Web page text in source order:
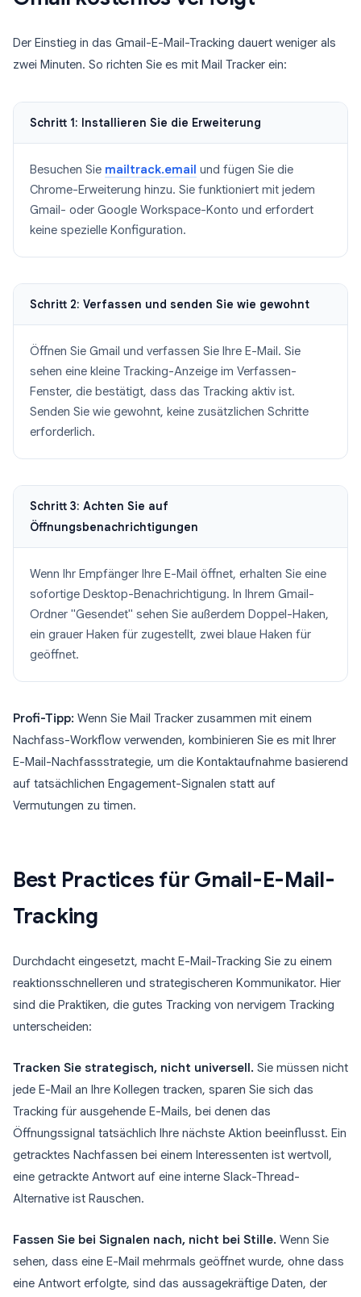
Der Einstieg in das Gmail-E-Mail-Tracking dauert weniger als
zwei Minuten. So richten Sie es mit Mail Tracker ein:
Schritt 1: Installieren Sie die Erweiterung
Besuchen Sie mailtrack.email und fügen Sie die
Chrome-Erweiterung hinzu. Sie funktioniert mit jedem
Gmail- oder Google Workspace-Konto und erfordert
keine spezielle Konfiguration.
Schritt 2: Verfassen und senden Sie wie gewohnt
Öffnen Sie Gmail und verfassen Sie Ihre E-Mail. Sie
sehen eine kleine Tracking-Anzeige im Verfassen-
Fenster, die bestätigt, dass das Tracking aktiv ist.
Senden Sie wie gewohnt, keine zusätzlichen Schritte
erforderlich.
Schritt 3: Achten Sie auf
Öffnungsbenachrichtigungen
Wenn Ihr Empfänger Ihre E-Mail öffnet, erhalten Sie eine
sofortige Desktop-Benachrichtigung. In Ihrem Gmail-
Ordner "Gesendet" sehen Sie außerdem Doppel-Haken,
ein grauer Haken für zugestellt, zwei blaue Haken für
geöffnet.
Profi-Tipp: Wenn Sie Mail Tracker zusammen mit einem
Nachfass-Workflow verwenden, kombinieren Sie es mit Ihrer
E-Mail-Nachfassstrategie, um die Kontaktaufnahme basierend
auf tatsächlichen Engagement-Signalen statt auf
Vermutungen zu timen.
Best Practices für Gmail-E-Mail-
Tracking
Durchdacht eingesetzt, macht E-Mail-Tracking Sie zu einem
reaktionsschnelleren und strategischeren Kommunikator. Hier
sind die Praktiken, die gutes Tracking von nervigem Tracking
unterscheiden:
Tracken Sie strategisch, nicht universell. Sie müssen nicht
jede E-Mail an Ihre Kollegen tracken, sparen Sie sich das
Tracking für ausgehende E-Mails, bei denen das
Öffnungssignal tatsächlich Ihre nächste Aktion beeinflusst. Ein
getracktes Nachfassen bei einem Interessenten ist wertvoll,
eine getrackte Antwort auf eine interne Slack-Thread-
Alternative ist Rauschen.
Fassen Sie bei Signalen nach, nicht bei Stille. Wenn Sie
sehen, dass eine E-Mail mehrmals geöffnet wurde, ohne dass
eine Antwort erfolgte, sind das aussagekräftige Daten, der